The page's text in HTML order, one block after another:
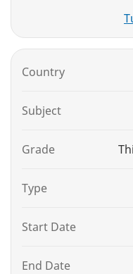
Country
Subject
Grade
Type
Start Date
End Date